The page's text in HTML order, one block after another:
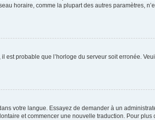
horaire, comme la plupart des autres paramètres,
est probable que l’horloge du serveur soit erronée.
votre langue. Essayez de demander à un
et commencer une nouvelle traduction. Pour plus